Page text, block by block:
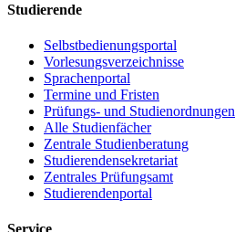
Studierende
Selbstbedienungsportal
Vorlesungsverzeichnisse
Sprachenportal
Termine und Fristen
Prüfungs- und Studienordnungen
Alle Studienfächer
Zentrale Studienberatung
Studierendensekretariat
Zentrales Prüfungsamt
Studierendenportal